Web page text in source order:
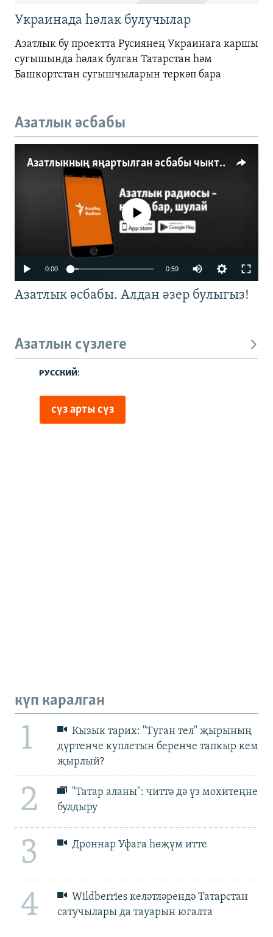
Украинада һәлак булучылар
Азатлык бу проектта Русиянең Украинага каршы
сугышында һәлак булган Татарстан һәм
Башкортстан сугышчыларын теркәп бара
Азатлык әсбабы
Азатлыкның яңартылган әсбабы чыкты
No media source currently available
0:00 0:59
Азатлык әсбабы. Алдан әзер булыгыз!
Азатлык сүзлеге
күп каралган
1
Кызык тарих: "Туган тел" җырының
дүртенче куплетын беренче тапкыр кем
җырлый?
2
"Татар аланы": читтә дә үз мохитеңне
булдыру
3 Дроннар Уфага һөҗүм итте
4
Wildberries келәтләрендә Татарстан
сатучылары да тауарын югалта